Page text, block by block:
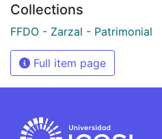
Collections
FFDO - Zarzal - Patrimonial
Full item page